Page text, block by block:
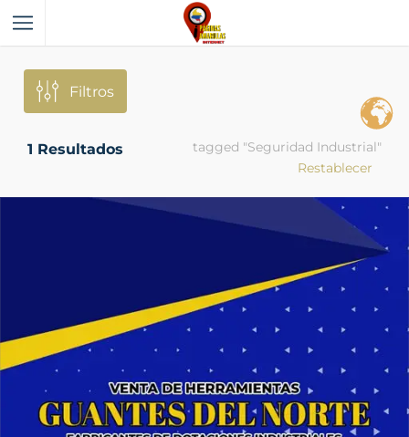
Filtros
1 Resultados
tagged "Seguridad Industrial"
Restablecer